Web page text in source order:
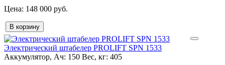
148 000 руб.
В корзину
Электрический штабелер PROLIFT SPN 1533
Аккумулятор, Ач: 150 Вес, кг: 405